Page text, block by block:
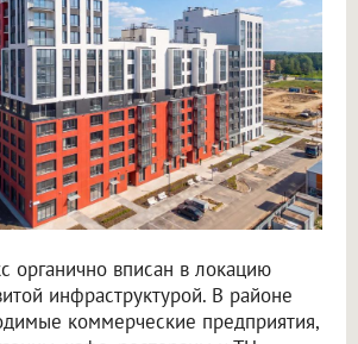
органично вписан в локацию
инфраструктурой. В районе
коммерческие предприятия,